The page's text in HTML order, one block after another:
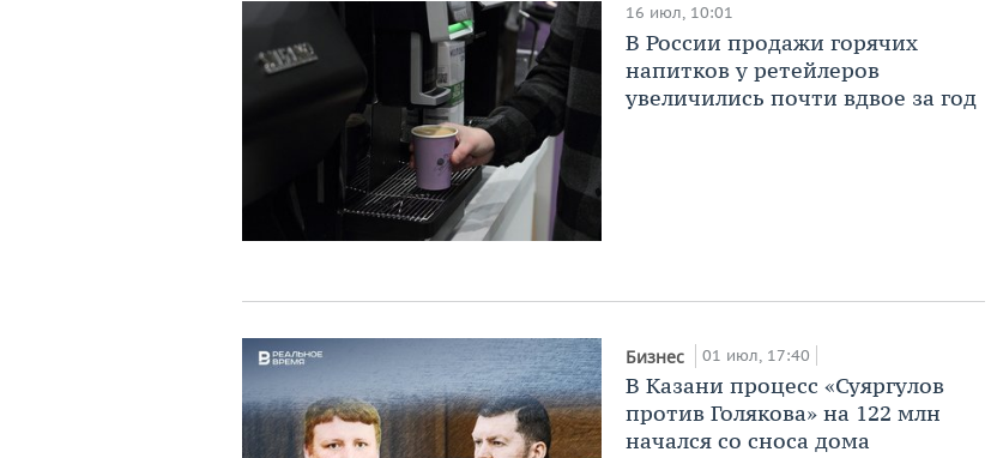
16 июл, 10:01
В России продажи горячих
напитков у ретейлеров
увеличились почти вдвое за год
Бизнес 01 июл, 17:40
В Казани процесс «Суяргулов
против Голякова» на 122 млн
начался со сноса дома